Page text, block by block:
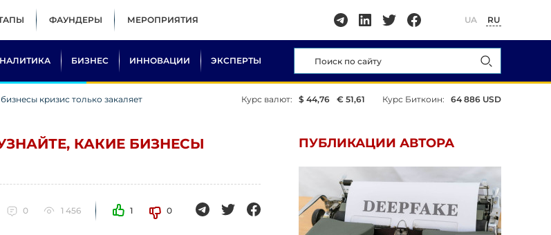
ФАУНДЕРЫ МЕРОПРИЯТИЯ UA RU
БИЗНЕС ИННОВАЦИИ ЭКСПЕРТЫ
кризис только закаляет Курс валют: $ 44,76 € 51,61 Курс Биткоин: 64 886 USD
КАКИЕ БИЗНЕСЫ
0 1 456 1 0
ПУБЛИКАЦИИ АВТОРА